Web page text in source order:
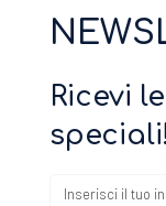
Ricevi
speciali!